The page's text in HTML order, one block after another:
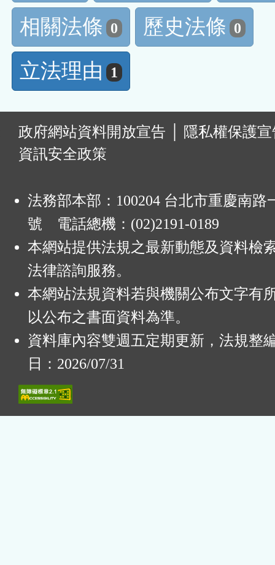
相關法條 0 歷史法條 0
立法理由 1
政府網站資料開放宣告
隱私權保護
資訊安全政策
法務部本部：100204 台北市重慶南路
號 電話總機：(02)2191-0189
本網站提供法規之最新動態及資料檢
法律諮詢服務。
本網站法規資料若與機關公布文字有
以公布之書面資料為準。
資料庫內容雙週五定期更新，法規整
日：2026/07/31